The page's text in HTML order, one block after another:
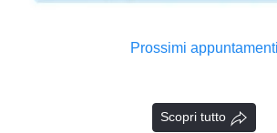
Prossimi appuntamenti
Scopri tutto